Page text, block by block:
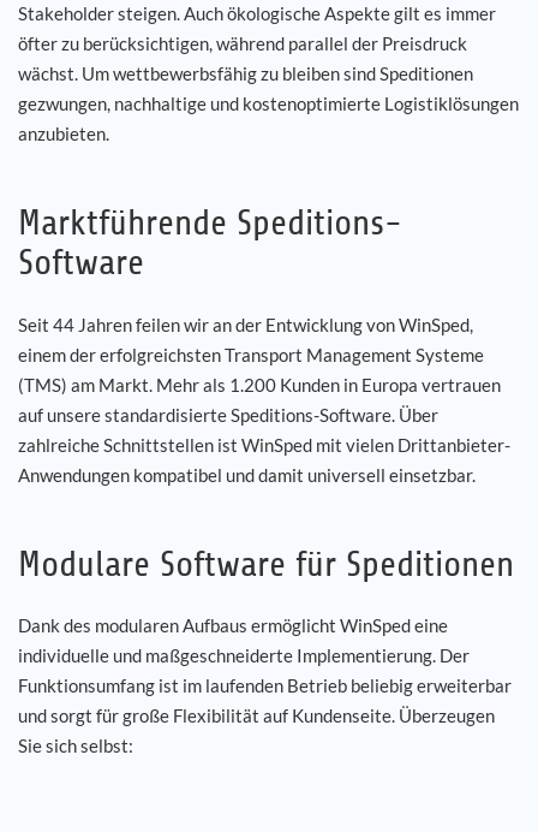
Stakeholder steigen. Auch ökologische Aspekte gilt es immer
öfter zu berücksichtigen, während parallel der Preisdruck
wächst. Um wettbewerbsfähig zu bleiben sind Speditionen
gezwungen, nachhaltige und kostenoptimierte Logistiklösungen
anzubieten.
Marktführende Speditions-
Software
Seit 44 Jahren feilen wir an der Entwicklung von WinSped,
einem der erfolgreichsten Transport Management Systeme
(TMS) am Markt. Mehr als 1.200 Kunden in Europa vertrauen
auf unsere standardisierte Speditions-Software. Über
zahlreiche Schnittstellen ist WinSped mit vielen Drittanbieter-
Anwendungen kompatibel und damit universell einsetzbar.
Modulare Software für Speditionen
Dank des modularen Aufbaus ermöglicht WinSped eine
individuelle und maßgeschneiderte Implementierung. Der
Funktionsumfang ist im laufenden Betrieb beliebig erweiterbar
und sorgt für große Flexibilität auf Kundenseite. Überzeugen
Sie sich selbst: